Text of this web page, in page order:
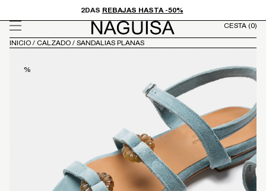
directamente
al contenido
2DAS REBAJAS HASTA -50%
CESTA (0)
INICIO / CALZADO / SANDALIAS PLANAS
%